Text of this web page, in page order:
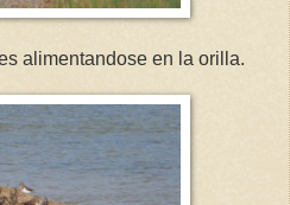
alimentandose en la orilla.